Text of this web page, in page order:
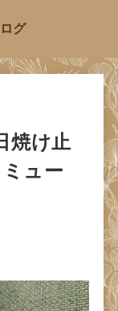
グ
焼け止
ュー